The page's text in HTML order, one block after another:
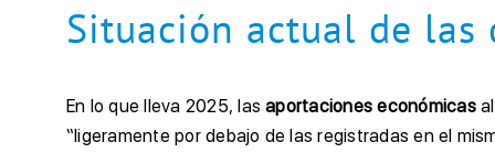
Situación actual de las
En lo que lleva 2025, lasaportaciones económicasal
“ligeramente por debajo de las registradas en el